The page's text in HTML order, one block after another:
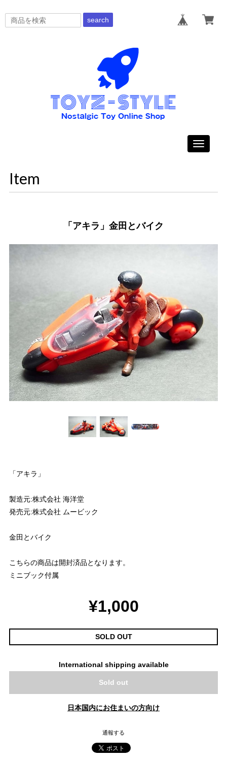
search
Toggle
Item
「アキラ」金田とバイク
「アキラ」
製造元:株式会社 海洋堂
発売元:株式会社 ムービック
金田とバイク
こちらの商品は開封済品となります。
ミニブック付属
¥1,000
SOLD OUT
International shipping available
Sold out
日本国内にお住まいの方向け
通報する